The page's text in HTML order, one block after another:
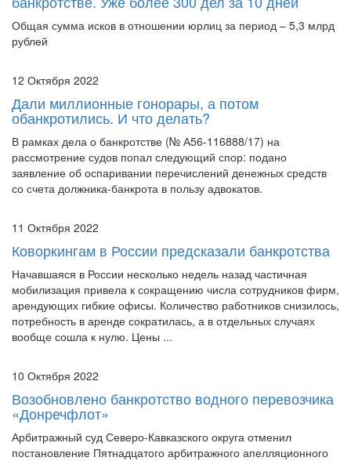
Общая сумма исков в отношении юрлиц за период – 5,3 млрд
рублей
Дали миллионные гонорары, а потом
обанкротились. И что делать?
В рамках дела о банкротстве (№ А56-116888/17) на
рассмотрение судов попал следующий спор: подано
заявление об оспаривании перечислений денежных средств
со счета должника-банкрота в пользу адвокатов.
Коворкингам в России предсказали банкротства
Начавшаяся в России несколько недель назад частичная
мобилизация привела к сокращению числа сотрудников фирм,
арендующих гибкие офисы. Количество работников снизилось,
потребность в аренде сократилась, а в отдельных случаях
вообще сошла к нулю. Цены ...
Возобновлено банкротство водного перевозчика
«Донречфлот»
Арбитражный суд Северо-Кавказского округа отменил
постановление Пятнадцатого арбитражного апелляционного
суда об утверждении мирового соглашения по делу о